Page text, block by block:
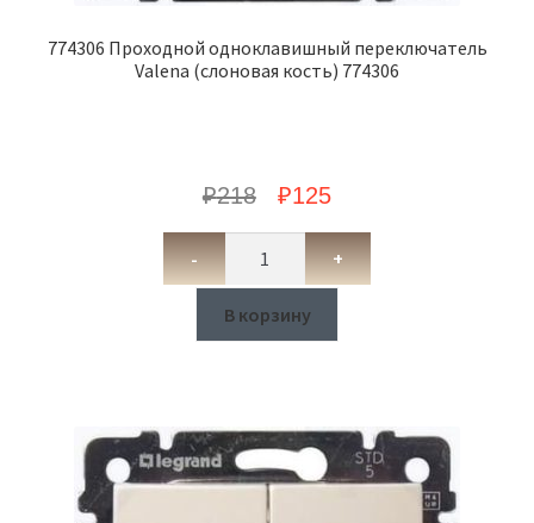
774306 Проходной одноклавишный переключатель
Valena (слоновая кость) 774306
₽218 ₽125
- +
В корзину